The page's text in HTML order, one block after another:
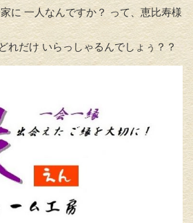
に 一人なんですか？ って、恵比寿様
れだけ いらっしゃるんでしょぅ？？